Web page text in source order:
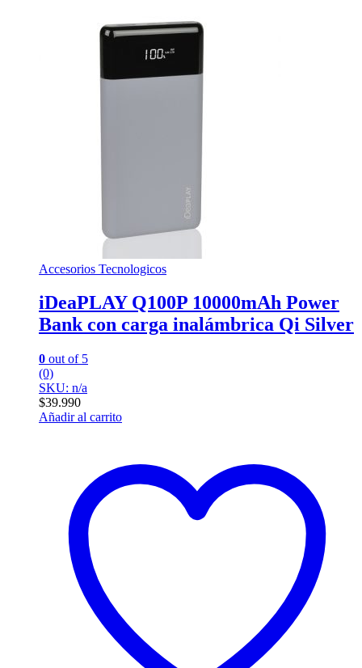
Accesorios Tecnologicos
iDeaPLAY Q100P 10000mAh Power
Bank con carga inalámbrica Qi Silver
0 out of 5
(0)
SKU: n/a
$39.990
Añadir al carrito